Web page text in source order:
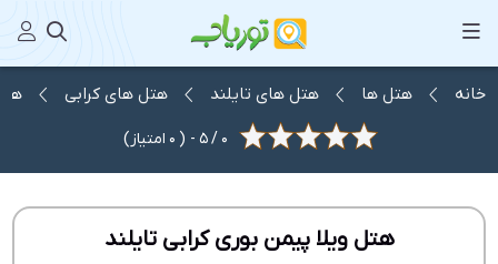
خانه هتل ها هتل های تایلند هتل های کرابی
0
/
5
- (
0 امتیاز)
هتل ویلا پیمن بوری کرابی تایلند